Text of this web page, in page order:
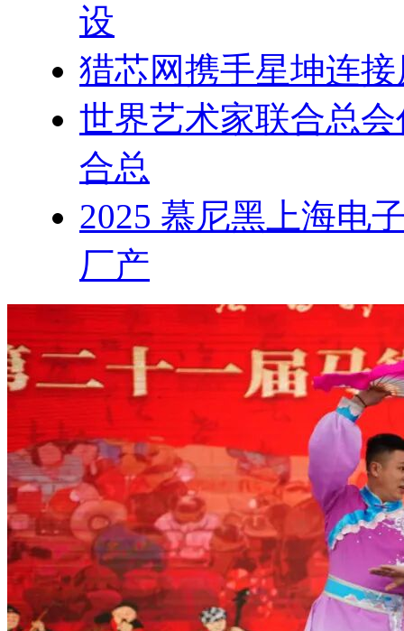
设
猎芯网携手星坤连
世界艺术家联合总
合总
2025 慕尼黑上海电
厂产